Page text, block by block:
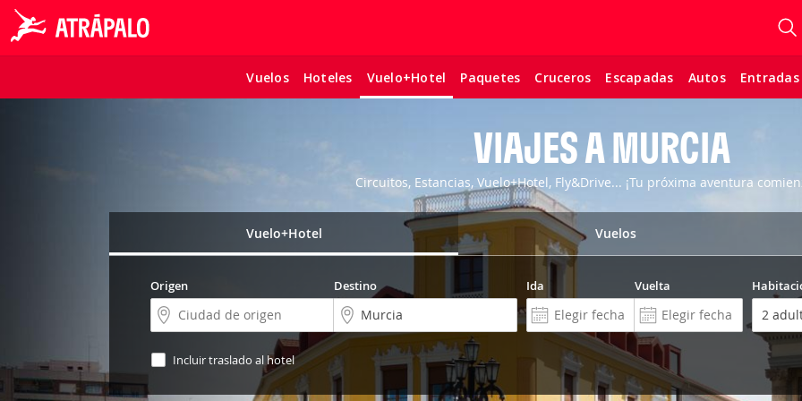
Vuelos Hoteles Vuelo+Hotel Paquetes Cruceros Escapadas Autos Entradas
VIAJES A MURCIA
Circuitos, Estancias, Vuelo+Hotel, Fly&Drive... ¡Tu próxima aventura
Vuelo+Hotel Vuelos
Origen Destino Ida Vuelta
Incluir traslado al hotel